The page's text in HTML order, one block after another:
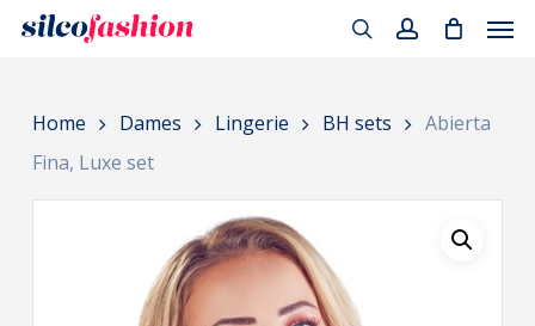
Skip
content
Home Dames Lingerie BH sets
Abierta
Fina, Luxe set